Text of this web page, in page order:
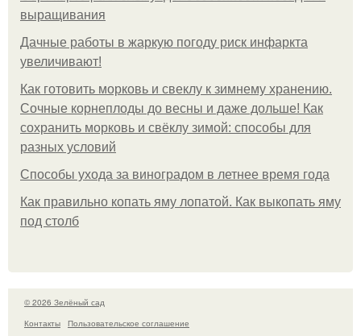
выращивания
Дачные работы в жаркую погоду риск инфаркта
увеличивают!
Как готовить морковь и свеклу к зимнему хранению.
Сочные корнеплоды до весны и даже дольше! Как
сохранить морковь и свёклу зимой: способы для
разных условий
Способы ухода за виноградом в летнее время года
Как правильно копать яму лопатой. Как выкопать яму
под столб
© 2026 Зелёный сад
Контакты
Пользовательское соглашение